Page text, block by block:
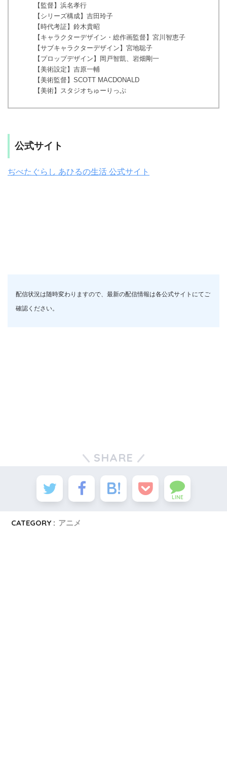
【監督】浜名孝行
【シリーズ構成】吉田玲子
【時代考証】鈴木貴昭
【キャラクターデザイン・総作画監督】宮川智恵子
【サブキャラクターデザイン】宮地聡子
【プロップデザイン】岡戸智凱、岩畑剛一
【美術設定】吉原一輔
【美術監督】SCOTT MACDONALD
【美術】スタジオちゅーりっぷ
公式サイト
ぢべたぐらし あひるの生活 公式サイト
配信状況は随時変わりますので、最新の配信情報は各公式サイトにてご
確認ください。
SHARE
LINE
CATEGORY : アニメ